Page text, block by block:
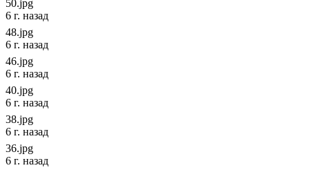
50.jpg
6 г. назад
48.jpg
6 г. назад
46.jpg
6 г. назад
40.jpg
6 г. назад
38.jpg
6 г. назад
36.jpg
6 г. назад